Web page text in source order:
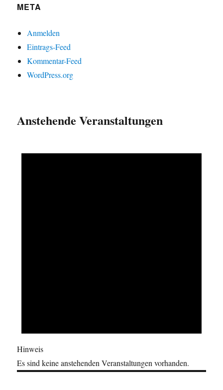
META
Anmelden
Eintrags-Feed
Kommentar-Feed
WordPress.org
Anstehende Veranstaltungen
Hinweis
Es sind keine anstehenden Veranstaltungen vorhanden.